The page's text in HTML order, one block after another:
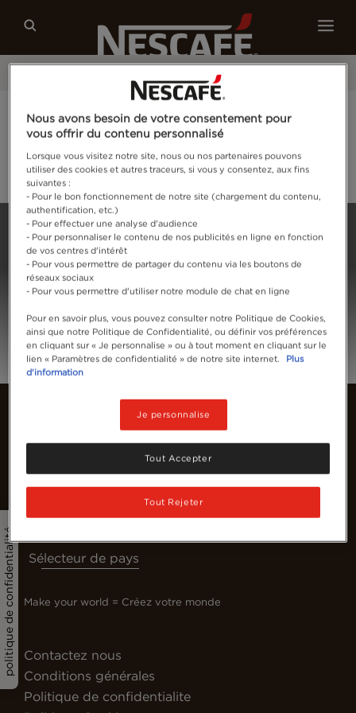
Développement durable
Grand Jeu NESCAFÉ Espresso Concentrate :
tente de remporter des coffrets exclusifs !
Je tente ma chance
Home Connectez-vous
politique de confidentialité Sélecteur de pays
Make your world = Créez votre monde
Contactez nous
Conditions générales
Politique de confidentialite
Nous avons besoin de votre consentement pour
vous offrir du contenu personnalisé
Lorsque vous visitez notre site, nous ou nos partenaires pouvons
utiliser des cookies et autres traceurs, si vous y consentez, aux fins
suivantes :
- Pour le bon fonctionnement de notre site (chargement du contenu,
authentification, etc.)
- Pour effectuer une analyse d'audience
- Pour personnaliser le contenu de nos publicités en ligne en fonction
de vos centres d'intérêt
- Pour vous permettre de partager du contenu via les boutons de
réseaux sociaux
- Pour vous permettre d'utiliser notre module de chat en ligne
Pour en savoir plus, vous pouvez consulter notre Politique de Cookies,
ainsi que notre Politique de Confidentialité, ou définir vos préférences
en cliquant sur « Je personnalise » ou à tout moment en cliquant sur le
lien « Paramètres de confidentialité » de notre site internet.
Plus
d'information
Je personnalise
Tout Rejeter
Tout Accepter